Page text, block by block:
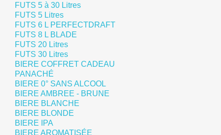
FUTS 5 à 30 Litres
FUTS 5 Litres
FUTS 6 L PERFECTDRAFT
FUTS 8 L BLADE
FUTS 20 Litres
FUTS 30 Litres
BIERE COFFRET CADEAU
PANACHÉ
BIERE 0° SANS ALCOOL
BIERE AMBREE - BRUNE
BIERE BLANCHE
BIERE BLONDE
BIERE IPA
BIERE AROMATISÉE